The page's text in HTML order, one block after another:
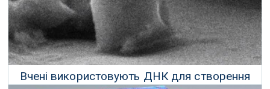
Вчені використовують ДНК для створення